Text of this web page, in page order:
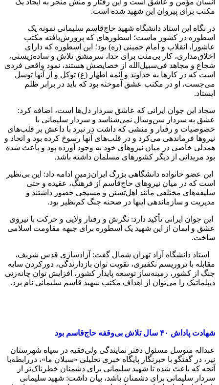
مکتب برای پیروان این شهید شده است.
در نگاه این استاد دانشگاه شهید حاج‌قاسم سلیمانی نمونه یک
اسطوره در کشور ماست؛ اسطوره‎ای که پرورش‌یافته مکتب
عاشورا، انقلاب و امام خمینی (ره) بود؛ این اسطوره که دارای
اخلاق‌مداری، کار بی‌منت برای خدا، سرمشق تلاش و ساده‌زیستی،
شجاع و مجاهد فی‌سبیل‌الله از خصایصش هستند، نمود واقعی فردی
است که در کارها به خداوند و ائمه اطهار (ع) توکل و از آنها توسل
می‌جست، او در مکتب عشق آموخته بود که باید در برابر ظلم
ایستاد.
سجاد این جوان ایرانی که عاشق سردار دل‌ها است، اضافه کرد:
عشق به سردار سن‌وسال نمی‌شناسد و سردار سلیمانی با
خصوصیات و رفتار و منشی که داشت در نبرد با داعش بر قلب‌های
نیروها فرماندهی می‌کرد و در قلب‌های آنها رسوخ کرده بود و اتحاد و
همدلی خاصی در میان نیروهای خود به وجود آورده بود و باعث شده
بود مریدانی از دیگر کشورهای مسلمان داشته باشد.
این عضو خانواده دانشگاهی بزرگ ایران‌زمین ادامه داد: این بی‌نظیر
است که در میان نیروهای حاج‌قاسم از فرهنگ، عقیده و حتی
سلیقه‌های مختلفی مانند اهل‌تسنن و مسیحی حضور داشتند و
مدیریت و سازماندهی اینها در صحنه جنگ کم‌نظیر بود.
این جوان ایرانی تأکید دارد: نگرش و رفتار ولایی و حرکت با نیروی
عشق و ایمان از این شهید یک اسطوره برای جبهه مقاومت اسلامی
ساخت.
استاد دانشگاه آزاد تهران شمال گفت: آزادسازی قدس شریف،
مقابله با تروریسم تکفیری، تقویت توان بازدارندگی، دورکردن سایه
جنگ از کشور، زمینه‌ساز توسعه پایدار کشور، افزایش توان چانه‌زنی
دیپلماتیک را می‌توان از اهداف مکتب شهید قاسم سلیمانی نام برد.
شهادت پاداش ۴۰ سال تلاش بی‌وقفه حاج‌قاسم بود
عبداله متوسل مسئول دفتر نمایندگی ولی‌فقیه در سپاه شهرستان
نیر، در گفتگو با خبرنگار پایگاه خبری تحلیلی «سبلان ما»، دررابطه‌با
آنچه که باعث شده تا شهید سلیمانی برای دشمنان خطرناک‌تر از
سردار سلیمانی برای دشمنان باشد، بیان داشت: شهید سلیمانی